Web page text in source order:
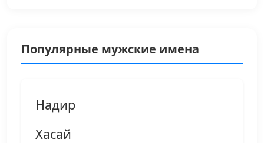
Популярные мужские имена
Надир
Хасай